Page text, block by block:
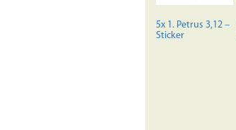
5x 1. Petrus 3,12 –
Sticker